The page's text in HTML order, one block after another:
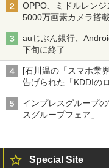
OPPO、ミドルレン
5000万画素カメラ搭
auじぶん銀行、
下旬に終了
[石川温の「スマホ業
告げられた「KDDIの
穴と楽天モバイルの
インプレスグループ
スグループフェア」
Special Site